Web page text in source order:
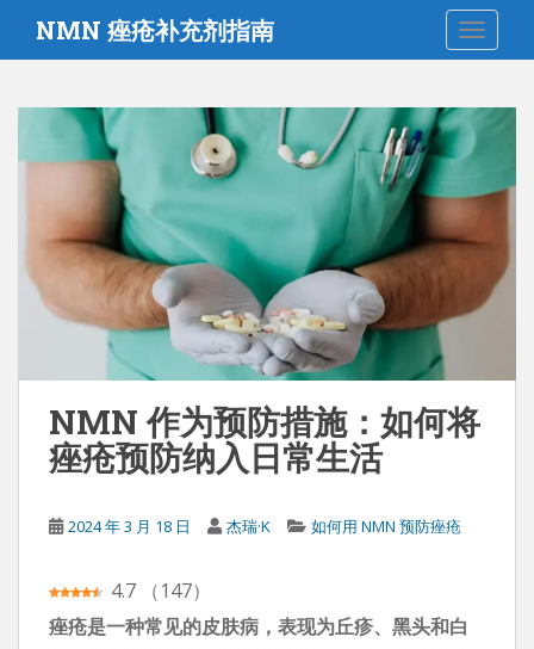
主
NMN 痤疮补充剂指南 切换导
NMN 作为预防措施：如何将
痤疮预防纳入日常生活
2024 年 3 月 18 日 杰瑞·K 如何用 NMN 预防痤疮
4.7 （147）
痤疮是一种常见的皮肤病，表现为丘疹、黑头和白